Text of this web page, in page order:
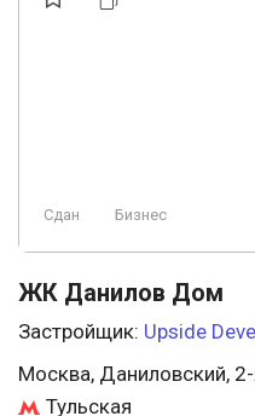
Сдан Бизнес
ЖК Данилов Дом
Застройщик: Upside
Москва, Даниловский,
Тульская